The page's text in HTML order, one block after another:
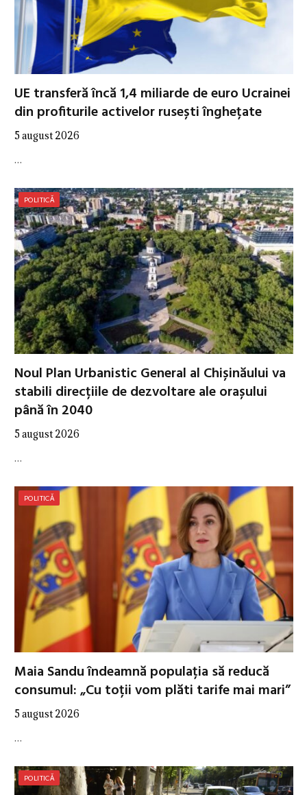
UE transferă încă 1,4 miliarde de euro Ucrainei
din profiturile activelor rusești înghețate
5 august 2026
…
POLITICĂ
Noul Plan Urbanistic General al Chișinăului va
stabili direcțiile de dezvoltare ale orașului
până în 2040
5 august 2026
…
POLITICĂ
Maia Sandu îndeamnă populația să reducă
consumul: „Cu toții vom plăti tarife mai mari”
5 august 2026
…
POLITICĂ